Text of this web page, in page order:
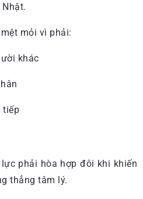
mỏi vì phải:
khác
tiếp
phải hòa hợp đôi khi khiến
thẳng tâm lý.